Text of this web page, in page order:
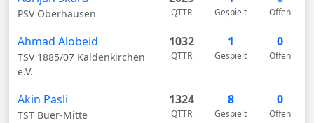
PSV Oberhausen QTTR Gespielt Offen
Ahmad Alobeid
TSV 1885/07 Kaldenkirchen
e.V.
1032
QTTR
1
Gespielt
0
Offen
Akin Pasli
TST Buer-Mitte
1324
QTTR
8
Gespielt
0
Offen